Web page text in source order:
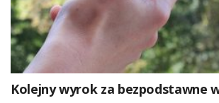
Kolejny wyrok za bezpodstawne